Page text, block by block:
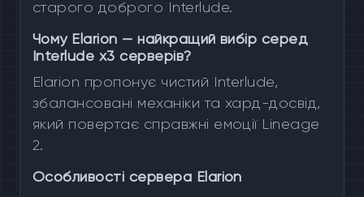
старого доброго Interlude.
Чому Elarion — найкращий вибір серед
Interlude x3 серверів?
Elarion пропонує чистий Interlude,
збалансовані механіки та хард-досвід,
який повертає справжні емоції Lineage
2.
Особливості сервера Elarion